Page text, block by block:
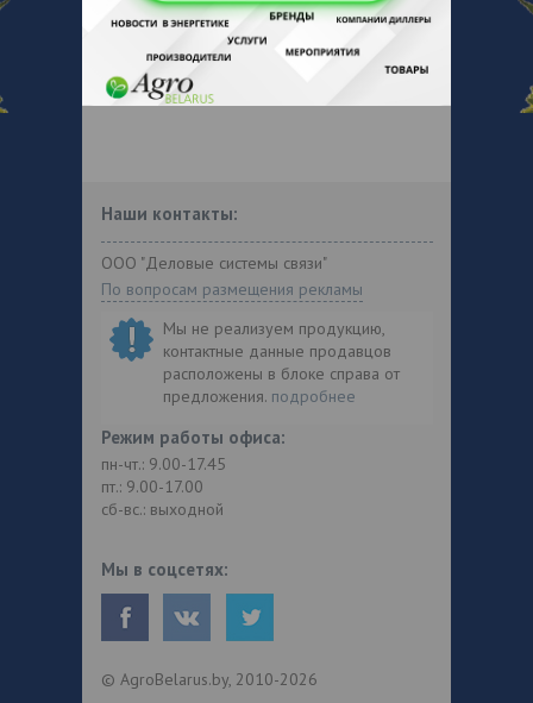
Чтобы оставить комментарий или
выставить рейтинг, нужноВойти
Зарегистрироваться
Наши контакты:
ООО "Деловые системы связи"
По вопросам размещения рекламы
Мы не реализуем продукцию,
контактные данные продавцов
расположены в блоке справа от
предложения. подробнее
Режим работы офиса:
пн-чт.: 9.00-17.45
пт.: 9.00-17.00
сб-вс.: выходной
Мы в соцсетях:
© AgroBelarus.by, 2010-2026